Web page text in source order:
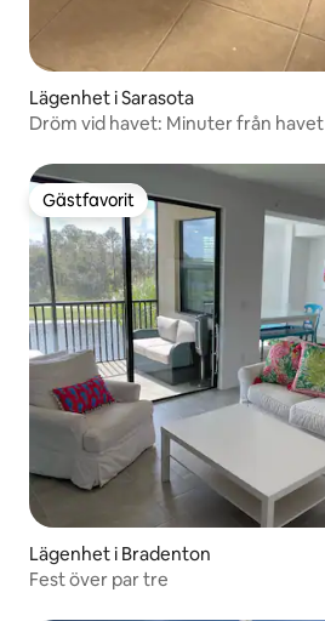
Lägenhet i Sarasota
Dröm vid havet: Minuter från havet
Gästfavorit
Gästfavorit
Lägenhet i Bradenton
Fest över par tre